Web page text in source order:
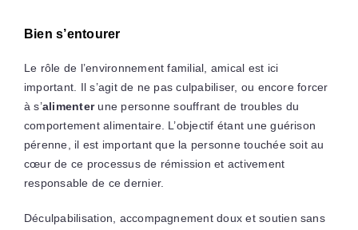
Bien s’entourer
Le rôle de l’environnement familial, amical est ici
important. Il s’agit de ne pas culpabiliser, ou encore forcer
à s’alimenterune personne souffrant de troubles du
comportement alimentaire. L’objectif étant une guérison
pérenne, il est important que la personne touchée soit au
cœur de ce processus de rémission et activement
responsable de ce dernier.
Déculpabilisation, accompagnement doux et soutien sans